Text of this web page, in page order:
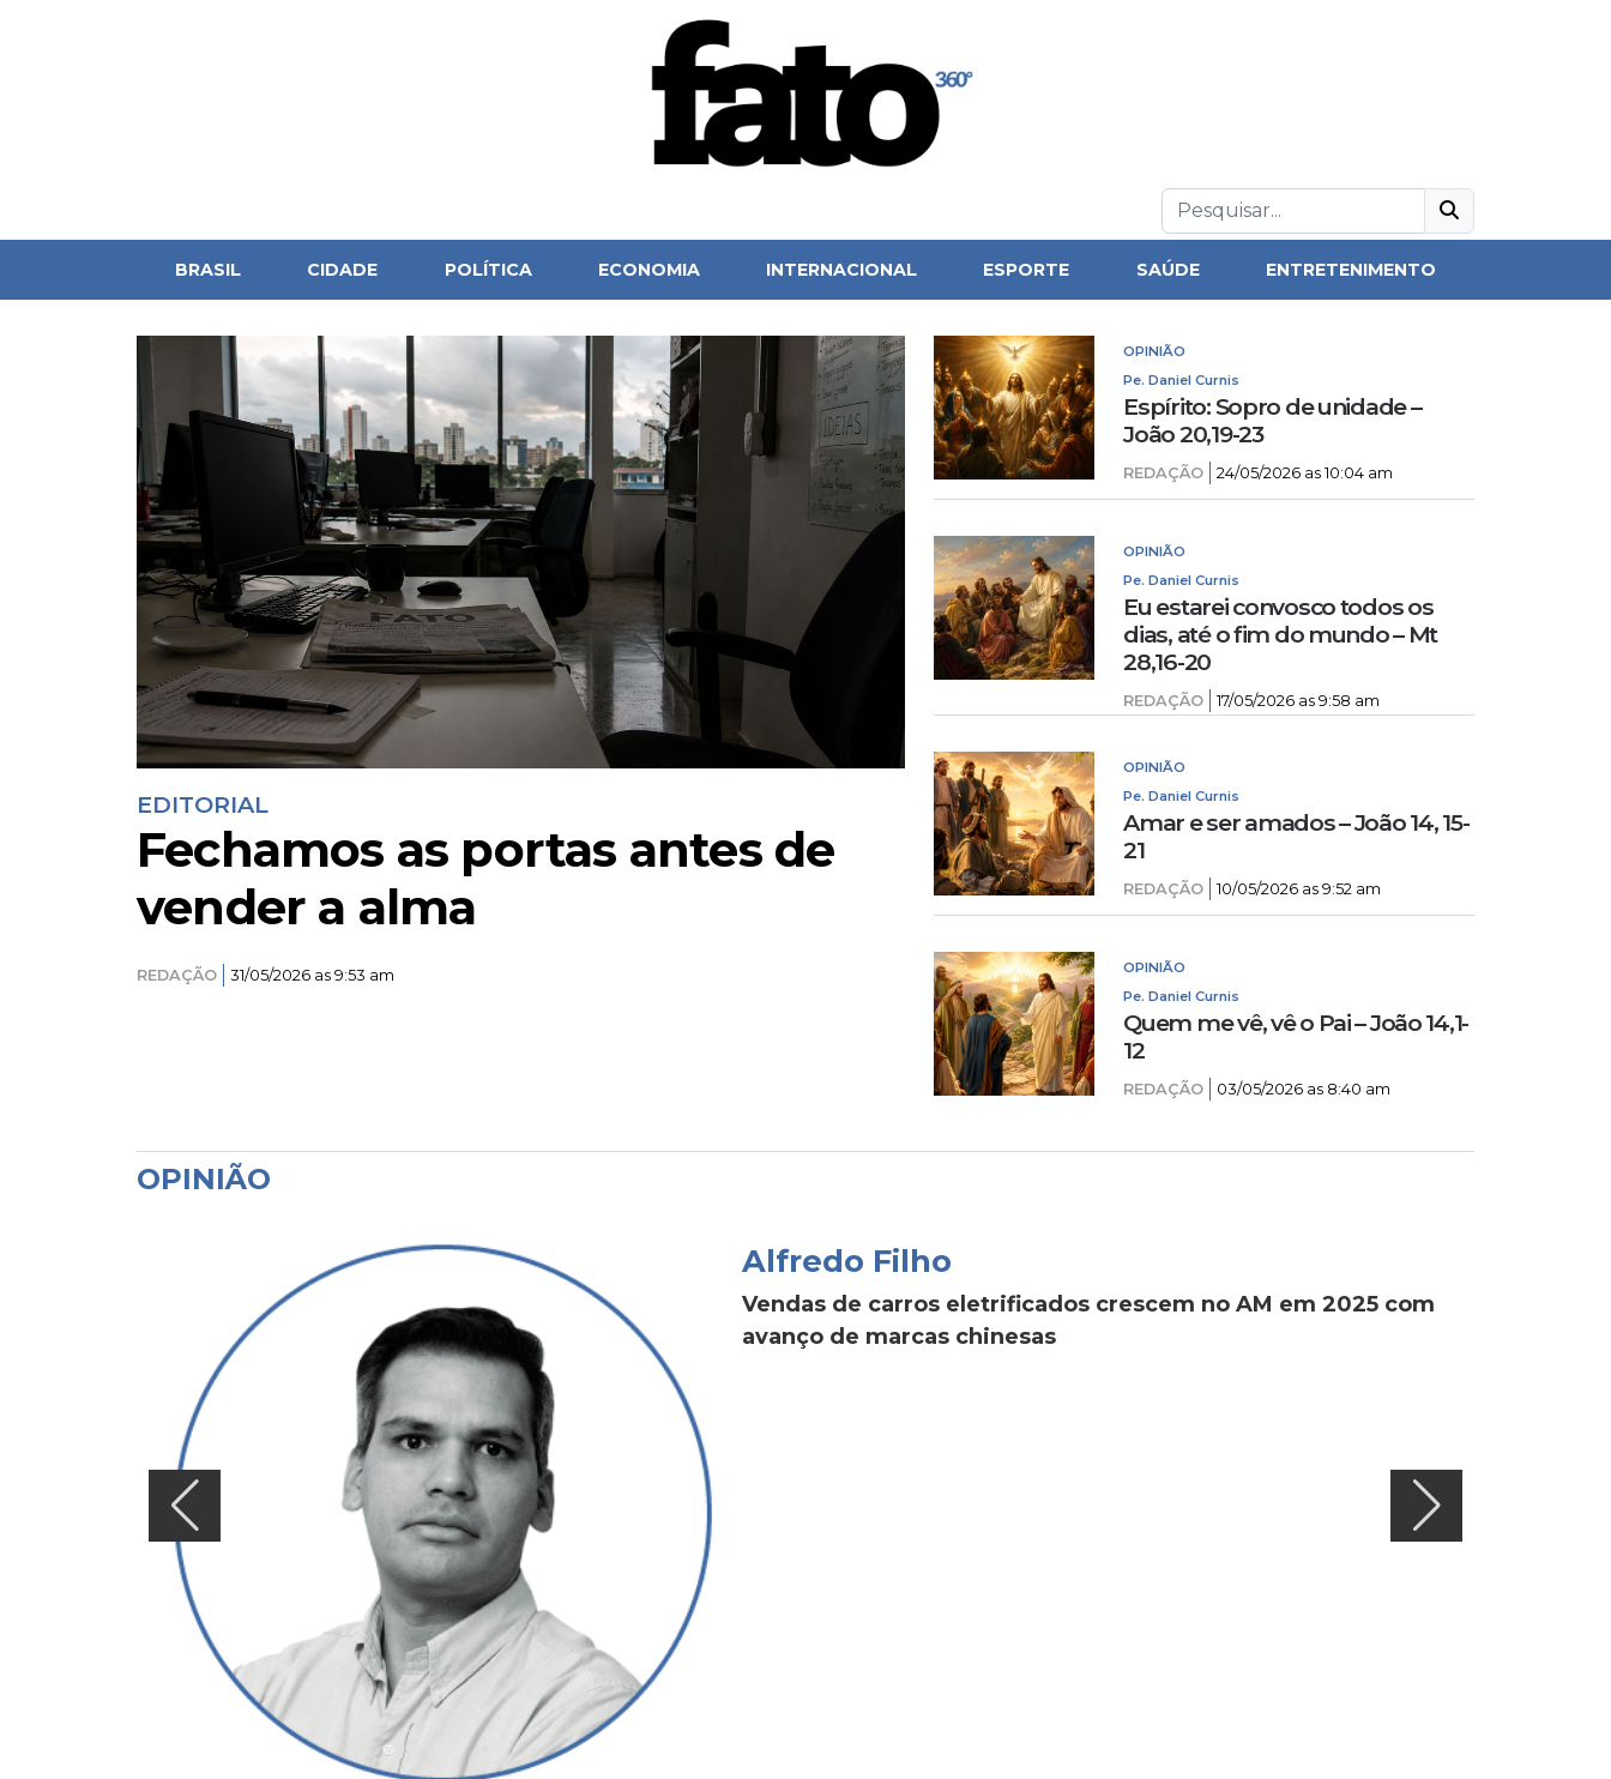
BRASIL CIDADE POLÍTICA ECONOMIA INTERNACIONAL ESPORTE SAÚDE ENTRETENIMENTO
EDITORIAL
Fechamos as portas antes de
vender a alma
REDAÇÃO 31/05/2026 as 9:53 am
OPINIÃO
Pe. Daniel Curnis
Espírito: Sopro de unidade –
João 20,19-23
REDAÇÃO 24/05/2026 as 10:04 am
OPINIÃO
Pe. Daniel Curnis
Eu estarei convosco todos os
dias, até o fim do mundo – Mt
28,16-20
REDAÇÃO 17/05/2026 as 9:58 am
OPINIÃO
Pe. Daniel Curnis
Amar e ser amados – João 14, 15-
21
REDAÇÃO 10/05/2026 as 9:52 am
OPINIÃO
Pe. Daniel Curnis
Quem me vê, vê o Pai – João 14,1-
12
REDAÇÃO 03/05/2026 as 8:40 am
OPINIÃO
Alfredo Filho
Vendas de carros eletrificados crescem no AM em 2025 com
avanço de marcas chinesas